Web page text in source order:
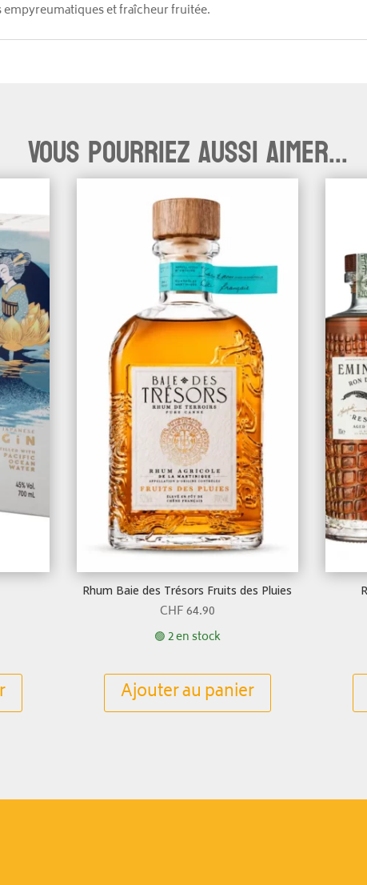
et fraîcheur fruitée.
Vous pourriez aussi aimer...
Rhum Baie des Trésors Fruits des Pluies
CHF64.90
🟢 2 en stock
Ajouter au panier